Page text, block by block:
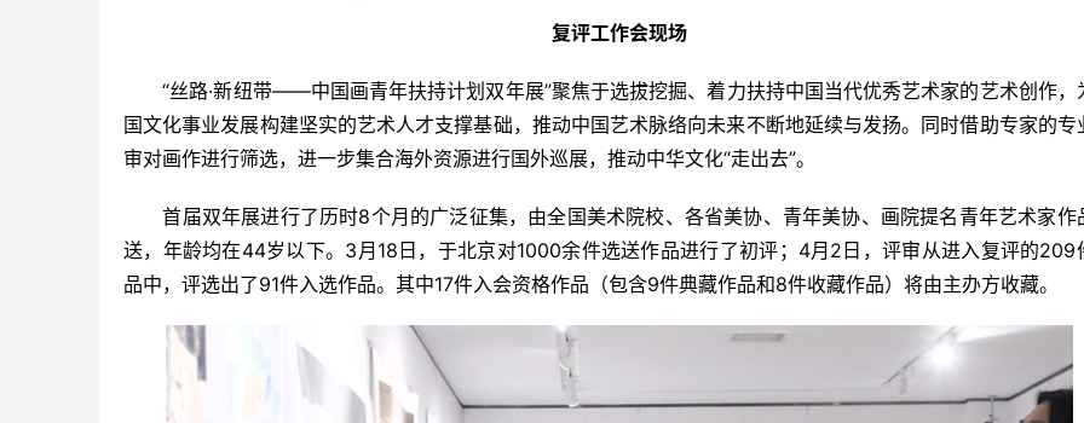
复评工作会现场
“丝路·新纽带——中国画青年扶持计划双年展”聚焦于选拔挖掘、着力扶持中国当代优秀艺术家的艺术创作，
国文化事业发展构建坚实的艺术人才支撑基础，推动中国艺术脉络向未来不断地延续与发扬。同时借助专家的专
审对画作进行筛选，进一步集合海外资源进行国外巡展，推动中华文化“走出去”。
首届双年展进行了历时8个月的广泛征集，由全国美术院校、各省美协、青年美协、画院提名青年艺术家作
送，年龄均在44岁以下。3月18日，于北京对1000余件选送作品进行了初评；4月2日，评审从进入复评的209
品中，评选出了91件入选作品。其中17件入会资格作品（包含9件典藏作品和8件收藏作品）将由主办方收藏。